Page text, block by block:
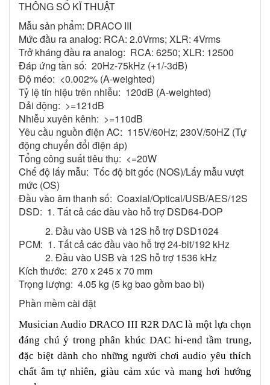
THÔNG SỐ KĨ THUẬT
Mẫu sản phẩm: DRACO III
Mức đầu ra analog: RCA: 2.0Vrms; XLR: 4Vrms
Trở kháng đầu ra analog: RCA: 6250; XLR: 12500
Đáp ứng tần số: 20Hz-75kHz (+1/-3dB)
Độ méo: <0.002% (A-weighted)
Tỷ lệ tín hiệu trên nhiễu: 120dB (A-weighted)
Dải động: >=121dB
Nhiễu xuyên kênh: >=110dB
Yêu cầu nguồn điện AC: 115V/60Hz; 230V/50HZ (Tự
động chuyển đổi điện áp)
Tổng công suất tiêu thụ: <=20W
Chế độ lấy mẫu: Tốc độ bit gốc (NOS)/Lấy mẫu vượt
mức (OS)
Đầu vào âm thanh số: Coaxial/Optical/USB/AES/12S
DSD: 1. Tất cả các đầu vào hỗ trợ DSD64-DOP
2. Đầu vào USB và 12S hỗ trợ DSD1024
PCM: 1. Tất cả các đầu vào hỗ trợ 24-bit/192 kHz
2. Đầu vào USB và 12S hỗ trợ 1536 kHz
Kích thước: 270 x 245 x 70 mm
Trọng lượng: 4.05 kg (5 kg bao gồm bao bì)
Phần mềm cài đặt
Musician Audio DRACO III R2R DAC là một lựa chọn
đáng chú ý trong phân khúc DAC hi-end tầm trung,
đặc biệt dành cho những người chơi audio yêu thích
chất âm tự nhiên, giàu cảm xúc và mang hơi hướng